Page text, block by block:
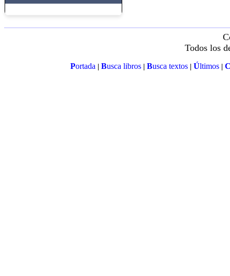
Todos los
Portada| Busca libros| Busca textos| Últimos|